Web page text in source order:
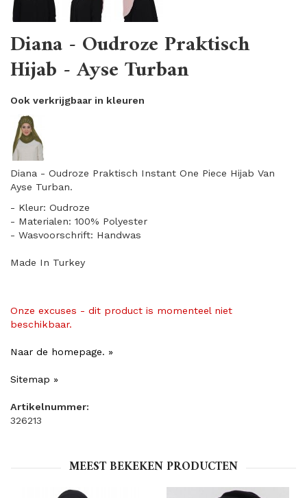
Diana - Oudroze Praktisch
Hijab - Ayse Turban
Ook verkrijgbaar in kleuren
Diana - Oudroze Praktisch Instant One Piece Hijab Van
Ayse Turban.
- Kleur: Oudroze
- Materialen: 100% Polyester
- Wasvoorschrift: Handwas
Made In Turkey
Onze excuses - dit product is momenteel niet
beschikbaar.
Naar de homepage. »
Sitemap »
Artikelnummer:
326213
MEEST BEKEKEN PRODUCTEN